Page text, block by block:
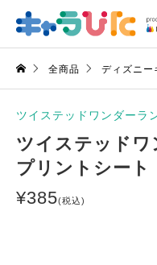
全商品 ディズニー
ツイステッドワンダーラ
ツイステッド
プリントシー
¥385(税込)